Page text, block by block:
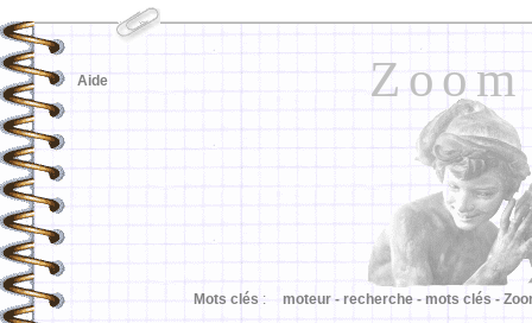
Zoom
Aide
Mots clés : moteur - recherche - mots clés -